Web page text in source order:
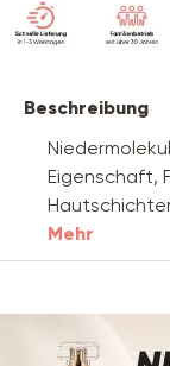
Beschreibung
Eigenschaft,
Mehr